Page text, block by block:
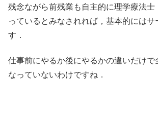
残念ながら前残業も自主的に理学療法士
っているとみなされれば，基本的には
す．
仕事前にやるか後にやるかの違いだけで
なっていないわけですね．